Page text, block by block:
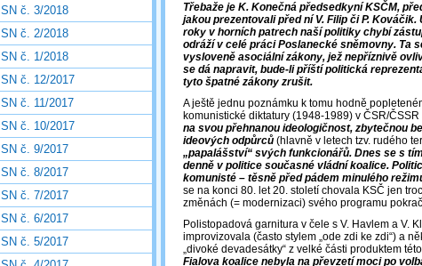
Třebaže je K. Konečná předsedkyní KSČM,
jakou prezentovali před ní V. Filip či P.
roky v horních patrech naší politiky chybí
odráží v celé práci Poslanecké sněmovny. Ta
vysloveně asociální zákony, jež nepříznivě
se dá napravit, bude-li příští politická
tyto špatné zákony zrušit.
A ještě jednu poznámku k tomu hodně
komunistické diktatury (1948-1989) v ČSR/
na svou přehnanou ideologičnost, zbytečnou
ideových odpůrců (hlavně v letech tzv. rudého
„papalášství“ svých funkcionářů. Dnes se s
denně v politice současné vládní koalice.
komunisté – těsně před pádem minulého
se na konci 80. let 20. století chovala KSČ jen
změnách (= modernizaci) svého programu
Polistopadová garnitura v čele s V. Havlem a V.
improvizovala (často stylem „ode zdi ke zdi“) a
„divoké devadesátky“ z velké části produktem
Fialova koalice nebyla na převzetí moci po
SN č. 3/2018
SN č. 2/2018
SN č. 1/2018
SN č. 12/2017
SN č. 11/2017
SN č. 10/2017
SN č. 9/2017
SN č. 8/2017
SN č. 7/2017
SN č. 6/2017
SN č. 5/2017